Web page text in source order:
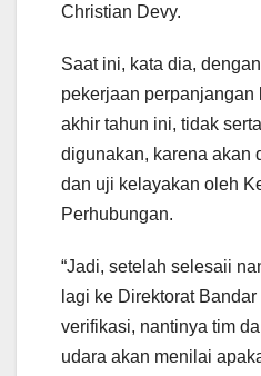
Christian Devy.
Saat ini, kata dia,
pekerjaan perpanjangan
akhir tahun ini, tidak
digunakan, karena akan
dan uji kelayakan oleh
Perhubungan.
“Jadi, setelah selesaii
lagi ke Direktorat
verifikasi, nantinya tim
udara akan menilai